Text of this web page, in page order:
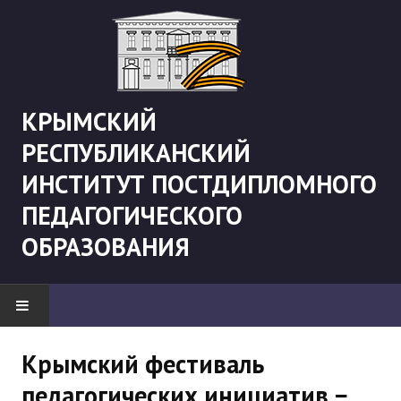
КРЫМСКИЙ
РЕСПУБЛИКАНСКИЙ
ИНСТИТУТ ПОСТДИПЛОМНОГО
ПЕДАГОГИЧЕСКОГО
ОБРАЗОВАНИЯ
"Боевая" русистика
Крымский фестиваль